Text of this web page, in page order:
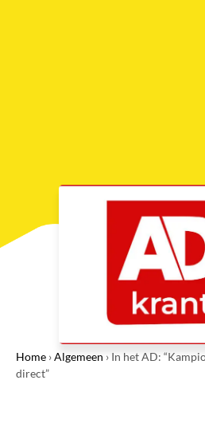
Home ›Algemeen › In het AD:
direct”